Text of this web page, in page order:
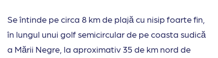
Se întinde pe circa 8 km de plajă cu nisip foarte fin,
în lungul unui golf semicircular de pe coasta sudică
a Mării Negre, la aproximativ 35 de km nord de